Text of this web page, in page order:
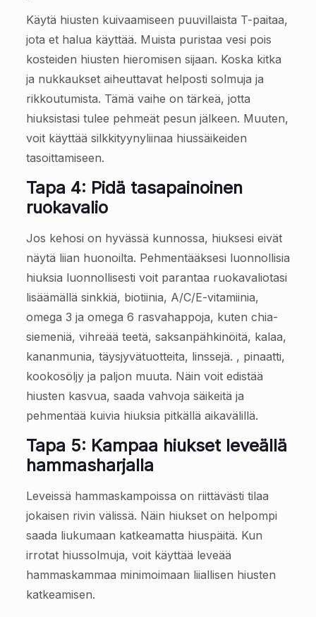
Käytä hiusten kuivaamiseen puuvillaista T-paitaa,
jota et halua käyttää. Muista puristaa vesi pois
kosteiden hiusten hieromisen sijaan. Koska kitka
ja nukkaukset aiheuttavat helposti solmuja ja
rikkoutumista. Tämä vaihe on tärkeä, jotta
hiuksistasi tulee pehmeät pesun jälkeen. Muuten,
voit käyttää silkkityynyliinaa hiussäikeiden
tasoittamiseen.
Tapa 4: Pidä tasapainoinen
ruokavalio
Jos kehosi on hyvässä kunnossa, hiuksesi eivät
näytä liian huonoilta. Pehmentääksesi luonnollisia
hiuksia luonnollisesti voit parantaa ruokavaliotasi
lisäämällä sinkkiä, biotiinia, A/C/E-vitamiinia,
omega 3 ja omega 6 rasvahappoja, kuten chia-
siemeniä, vihreää teetä, saksanpähkinöitä, kalaa,
kananmunia, täysjyvätuotteita, linssejä. , pinaatti,
kookosöljy ja paljon muuta. Näin voit edistää
hiusten kasvua, saada vahvoja säikeitä ja
pehmentää kuivia hiuksia pitkällä aikavälillä.
Tapa 5: Kampaa hiukset leveällä
hammasharjalla
Leveissä hammaskampoissa on riittävästi tilaa
jokaisen rivin välissä. Näin hiukset on helpompi
saada liukumaan katkeamatta hiuspäitä. Kun
irrotat hiussolmuja, voit käyttää leveää
hammaskammaa minimoimaan liiallisen hiusten
katkeamisen.